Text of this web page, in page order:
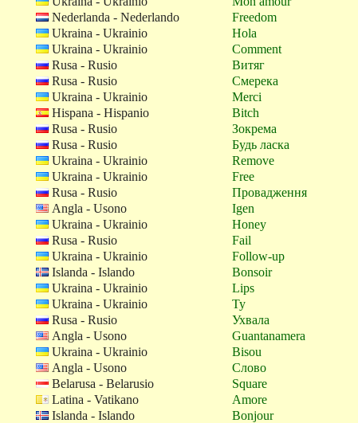
Nederlanda - Nederlando Freedom
Ukraina - Ukrainio Hola
Ukraina - Ukrainio Comment
Rusa - Rusio Витяг
Rusa - Rusio Смерека
Ukraina - Ukrainio Merci
Hispana - Hispanio Bitch
Rusa - Rusio Зокрема
Rusa - Rusio Будь ласка
Ukraina - Ukrainio Remove
Ukraina - Ukrainio Free
Rusa - Rusio Провадження
Angla - Usono Igen
Ukraina - Ukrainio Honey
Rusa - Rusio Fail
Ukraina - Ukrainio Follow-up
Islanda - Islando Bonsoir
Ukraina - Ukrainio Lips
Ukraina - Ukrainio Ty
Rusa - Rusio Ухвала
Angla - Usono Guantanamera
Ukraina - Ukrainio Bisou
Angla - Usono Слово
Belarusa - Belarusio Square
Latina - Vatikano Amore
Islanda - Islando Bonjour